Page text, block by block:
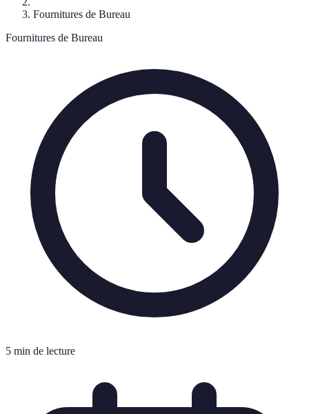
Fournitures de Bureau
Fournitures de Bureau
5 min de lecture